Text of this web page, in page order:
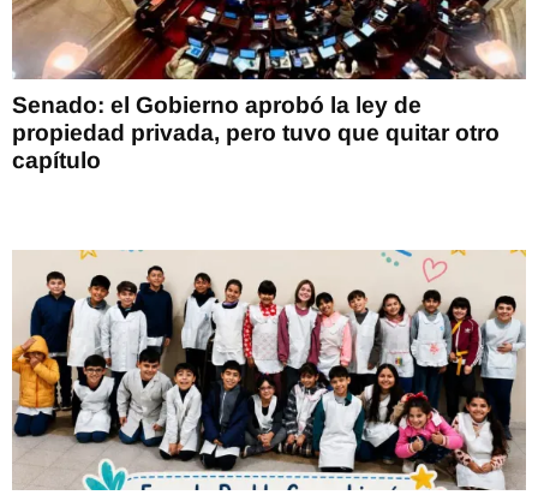
Senado: el Gobierno aprobó la ley de
propiedad privada, pero tuvo que quitar otro
capítulo